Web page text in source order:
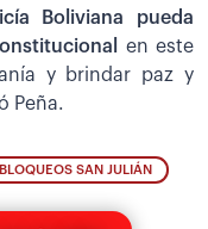
Boliviana pueda
en este
y brindar paz y
Peña.
BLOQUEOS SAN JULIÁN